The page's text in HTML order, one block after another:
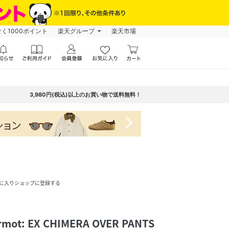
1000ポイント 楽天グループ 楽天市場
3,980円(税込)以上のお買い物で送料無料！
navigate_next
入りショップに登録する
EX CHIMERA OVER PANTS